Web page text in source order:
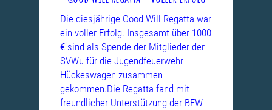
Die diesjährige Good Will Regatta war
ein voller Erfolg. Insgesamt über 1000
€ sind als Spende der Mitglieder der
SVWu für die Jugendfeuerwehr
Hückeswagen zusammen
gekommen.Die Regatta fand mit
freundlicher Unterstützung der BEW